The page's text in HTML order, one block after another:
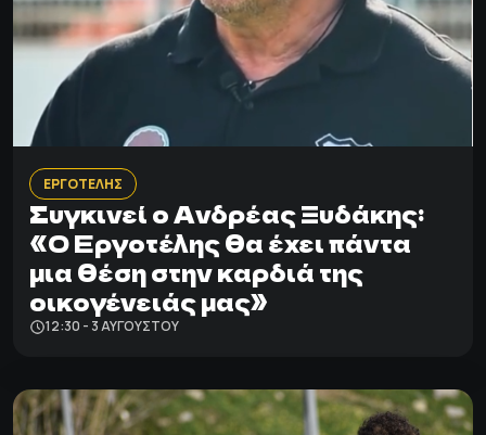
ΕΡΓΟΤΕΛΗΣ
Συγκινεί ο Ανδρέας Ξυδάκης:
«Ο Εργοτέλης θα έχει πάντα
μια θέση στην καρδιά της
οικογένειάς μας»
12:30 - 3 ΑΥΓΟΎΣΤΟΥ